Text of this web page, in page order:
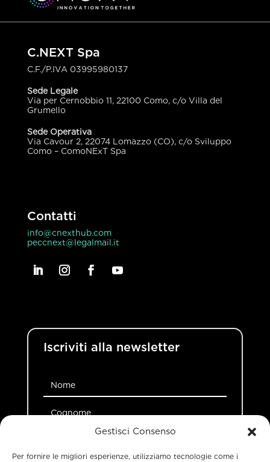
Gestisci Consenso
Per fornire le migliori esperienze, utilizziamo tecnologie come i
C.NEXT Spa
C.F./P.IVA 03995980137
Sede Legale
Via per Cernobbio 11, 22100 Como, c/o Villa del
Grumello
Sede Operativa
Via Cavour 2, 22074 Lomazzo (CO), c/o Sviluppo
Como – ComoNExT Spa
Contatti
info@cnexthub.com
peccnext@legalmail.it
Iscriviti alla newsletter